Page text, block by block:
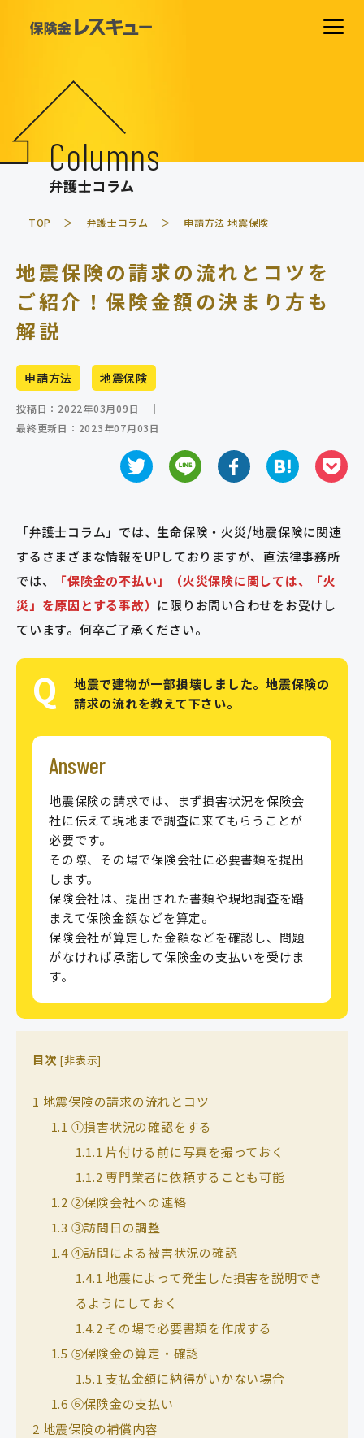
解決事例
弁護士紹介
事務所紹介
保険金申請サポート業者のみなさまへ
お問い合わせ
Columns
弁護士コラム
TOP 弁護士コラム 申請方法 地震保険
地震保険の請求の流れとコツを
ご紹介！保険金額の決まり方も
解説
申請方法 地震保険
投稿日：2022年03月09日
｜
最終更新日：2023年07月03日
「弁護士コラム」では、生命保険・火災/地震保険に関連
するさまざまな情報をUPしておりますが、直法律事務所
では、
「保険金の不払い」（火災保険に関しては、「火
災」を原因とする事故） に限りお問い合わせをお受けし
ています。何卒ご了承ください。
Q
地震で建物が一部損壊しました。地震保険の
請求の流れを教えて下さい。
Answer
地震保険の請求では、まず損害状況を保険会
社に伝えて現地まで調査に来てもらうことが
必要です。
その際、その場で保険会社に必要書類を提出
します。
保険会社は、提出された書類や現地調査を踏
まえて保険金額などを算定。
保険会社が算定した金額などを確認し、問題
がなければ承諾して保険金の支払いを受けま
す。
目次 [非表示]
1 地震保険の請求の流れとコツ
1.1 ①損害状況の確認をする
1.1.1 片付ける前に写真を撮っておく
1.1.2 専門業者に依頼することも可能
1.2 ②保険会社への連絡
1.3 ③訪問日の調整
1.4④訪問による被害状況の確認
1.4.1 地震によって発生した損害を説明でき
るようにしておく
1.4.2 その場で必要書類を作成する
1.5 ⑤保険金の算定・確認
1.5.1 支払金額に納得がいかない場合
1.6 ⑥保険金の支払い
2 地震保険の補償内容